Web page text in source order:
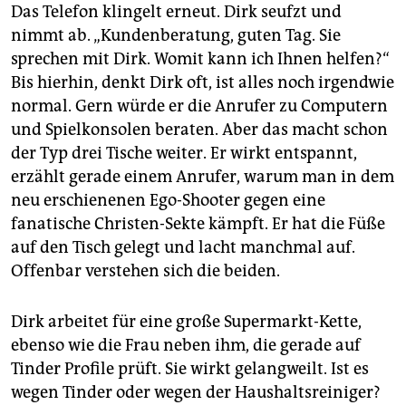
Das Telefon klingelt erneut. Dirk seufzt und
nimmt ab. „Kundenberatung, guten Tag. Sie
sprechen mit Dirk. Womit kann ich Ihnen helfen?“
Bis hierhin, denkt Dirk oft, ist alles noch irgendwie
normal. Gern würde er die Anrufer zu Computern
und Spielkonsolen beraten. Aber das macht schon
der Typ drei Tische weiter. Er wirkt entspannt,
erzählt gerade einem Anrufer, warum man in dem
neu erschienenen Ego-Shooter gegen eine
fanatische Christen-Sekte kämpft. Er hat die Füße
auf den Tisch gelegt und lacht manchmal auf.
Offenbar verstehen sich die beiden.
Dirk arbeitet für eine große Supermarkt-Kette,
ebenso wie die Frau neben ihm, die gerade auf
Tinder Profile prüft. Sie wirkt gelangweilt. Ist es
wegen Tinder oder wegen der Haushaltsreiniger?